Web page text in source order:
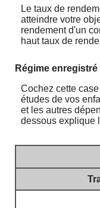
Le taux de
atteindre votre
rendement d'un
haut taux de
Régime
Cochez cette
études de vos
et les autres
dessous explique